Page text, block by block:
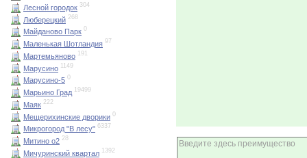
Лесной городок 304
Люберецкий 268
Майданово Парк 0
Маленькая Шотландия 97
Мартемьяново 191
Марусино 1149
Марусино-5 0
Марьино Град 19499
Маяк 222
Мещерихинские дворики 0
Микрогород "В лесу" 6337
Митино о2 28
Мичуринский квартал 1392